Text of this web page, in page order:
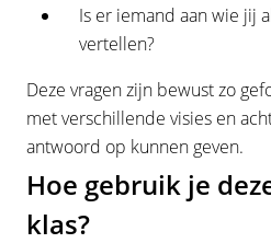
Is er iemand aan wie jij
vertellen?
Deze vragen zijn bewust zo
met verschillende visies en
antwoord op kunnen geven.
Hoe gebruik je
klas?